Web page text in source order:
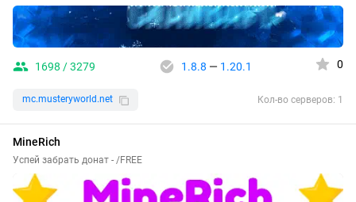
1698 / 3279 1.8.8 — 1.20.1 0
mc.musteryworld.net Кол-во серверов: 1
MineRich
Успей забрать донат - /FREE